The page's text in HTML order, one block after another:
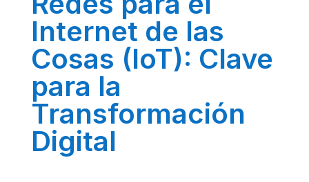
Internet de las
Cosas (IoT): Clave
para la
Transformación
Digital